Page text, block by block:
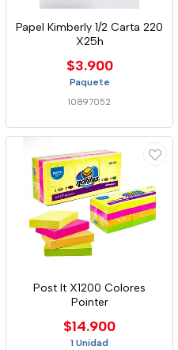
Papel Kimberly 1/2 Carta 220
X25h
$3.900
Paquete
10897052
Post It X1200 Colores
Pointer
$14.900
1 Unidad